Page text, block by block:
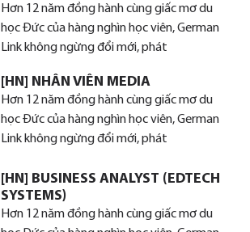
Hơn 12 năm đồng hành cùng giấc mơ du
học Đức của hàng nghìn học viên, German
Link không ngừng đổi mới, phát
[HN] NHÂN VIÊN MEDIA
Hơn 12 năm đồng hành cùng giấc mơ du
học Đức của hàng nghìn học viên, German
Link không ngừng đổi mới, phát
[HN] BUSINESS ANALYST (EDTECH
SYSTEMS)
Hơn 12 năm đồng hành cùng giấc mơ du